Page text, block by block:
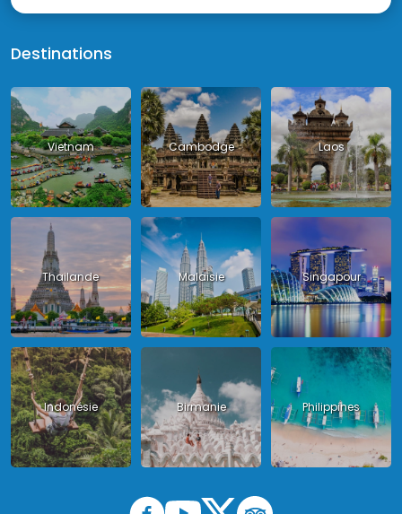
Destinations
Vietnam Cambodge Laos
Thailande Malaisie Singapour
Indonésie Birmanie Philippines